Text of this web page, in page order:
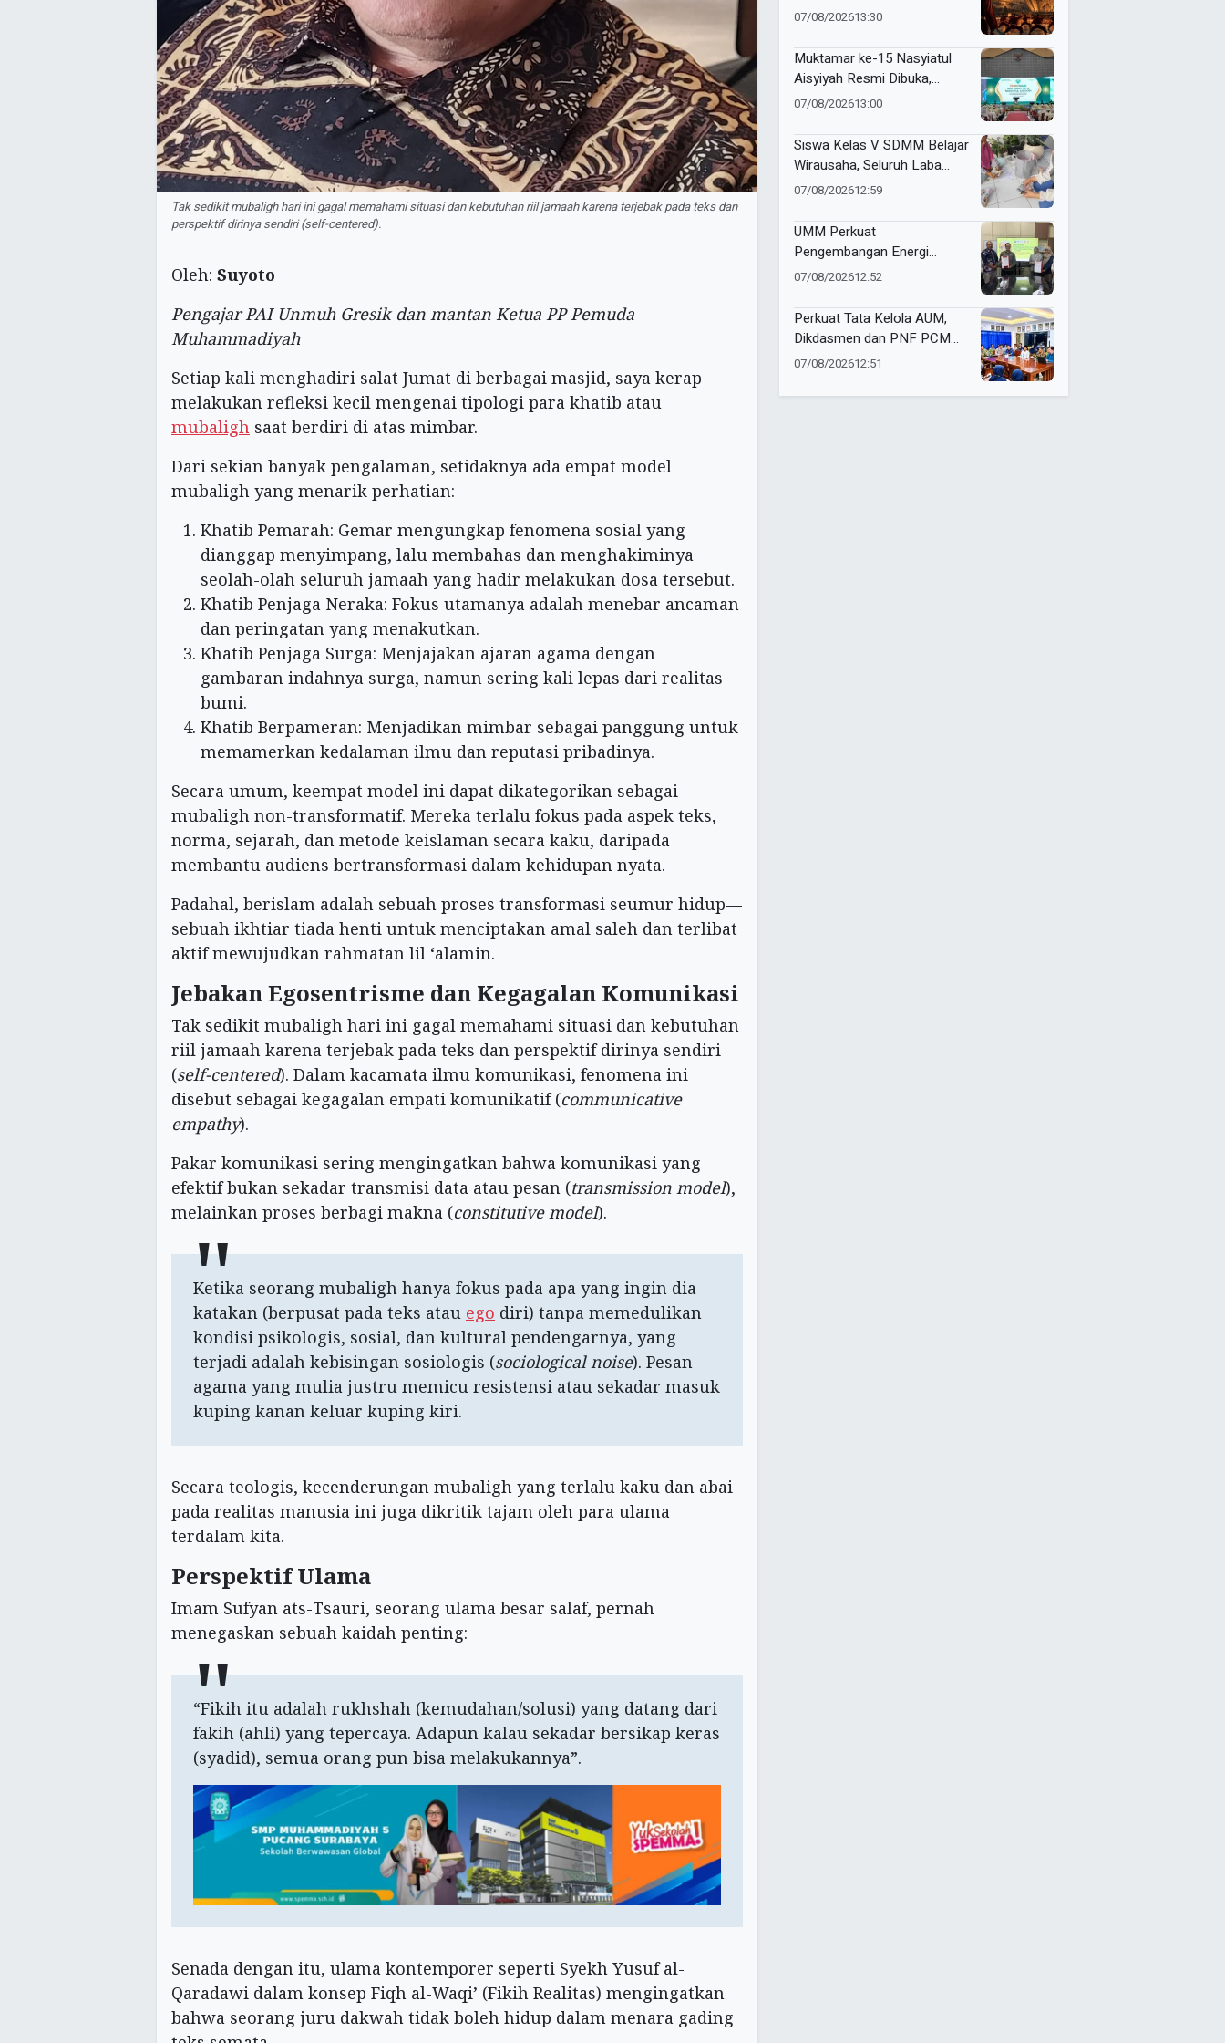
Tak sedikit mubaligh hari ini gagal memahami situasi dan kebutuhan riil jamaah karena terjebak pada teks dan
perspektif dirinya sendiri (self-centered).
Oleh: Suyoto
Pengajar PAI Unmuh Gresik dan mantan Ketua PP Pemuda
Muhammadiyah
Setiap kali menghadiri salat Jumat di berbagai masjid, saya kerap
melakukan refleksi kecil mengenai tipologi para khatib atau
mubaligh saat berdiri di atas mimbar.
Dari sekian banyak pengalaman, setidaknya ada empat model
mubaligh yang menarik perhatian:
Khatib Pemarah: Gemar mengungkap fenomena sosial yang
dianggap menyimpang, lalu membahas dan menghakiminya
seolah-olah seluruh jamaah yang hadir melakukan dosa tersebut.
Khatib Penjaga Neraka: Fokus utamanya adalah menebar ancaman
dan peringatan yang menakutkan.
Khatib Penjaga Surga: Menjajakan ajaran agama dengan
gambaran indahnya surga, namun sering kali lepas dari realitas
bumi.
Khatib Berpameran: Menjadikan mimbar sebagai panggung untuk
memamerkan kedalaman ilmu dan reputasi pribadinya.
Secara umum, keempat model ini dapat dikategorikan sebagai
mubaligh non-transformatif. Mereka terlalu fokus pada aspek teks,
norma, sejarah, dan metode keislaman secara kaku, daripada
membantu audiens bertransformasi dalam kehidupan nyata.
Padahal, berislam adalah sebuah proses transformasi seumur hidup—
sebuah ikhtiar tiada henti untuk menciptakan amal saleh dan terlibat
aktif mewujudkan rahmatan lil ‘alamin.
Jebakan Egosentrisme dan Kegagalan Komunikasi
Tak sedikit mubaligh hari ini gagal memahami situasi dan kebutuhan
riil jamaah karena terjebak pada teks dan perspektif dirinya sendiri
(self-centered). Dalam kacamata ilmu komunikasi, fenomena ini
disebut sebagai kegagalan empati komunikatif (communicative
empathy).
Pakar komunikasi sering mengingatkan bahwa komunikasi yang
efektif bukan sekadar transmisi data atau pesan (transmission model),
melainkan proses berbagi makna (constitutive model).
Ketika seorang mubaligh hanya fokus pada apa yang ingin dia
katakan (berpusat pada teks atau ego diri) tanpa memedulikan
kondisi psikologis, sosial, dan kultural pendengarnya, yang
terjadi adalah kebisingan sosiologis (sociological noise). Pesan
agama yang mulia justru memicu resistensi atau sekadar masuk
kuping kanan keluar kuping kiri.
Secara teologis, kecenderungan mubaligh yang terlalu kaku dan abai
pada realitas manusia ini juga dikritik tajam oleh para ulama
terdalam kita.
Perspektif Ulama
Imam Sufyan ats-Tsauri, seorang ulama besar salaf, pernah
menegaskan sebuah kaidah penting:
“Fikih itu adalah rukhshah (kemudahan/solusi) yang datang dari
fakih (ahli) yang tepercaya. Adapun kalau sekadar bersikap keras
(syadid), semua orang pun bisa melakukannya”.
Senada dengan itu, ulama kontemporer seperti Syekh Yusuf al-
Qaradawi dalam konsep Fiqh al-Waqi’ (Fikih Realitas) mengingatkan
bahwa seorang juru dakwah tidak boleh hidup dalam menara gading
Menjemput Masa Depan
07/08/202613:30
Muktamar ke-15 Nasyiatul
Aisyiyah Resmi Dibuka,
Teguhkan Komitmen
Berkemajuan
07/08/202613:00
Siswa Kelas V SDMM Belajar
Wirausaha, Seluruh Laba
Entrepreneur for Charity
07/08/202612:59
UMM Perkuat
Pengembangan Energi
Terbarukan Lewat Varietas
07/08/202612:52
Perkuat Tata Kelola AUM,
Dikdasmen dan PNF PCM
Tulangan Tandatangani
07/08/202612:51